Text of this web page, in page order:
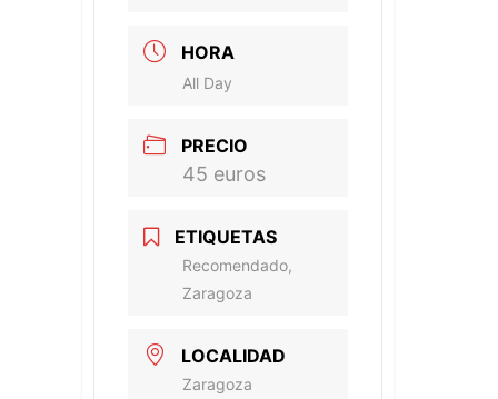
HORA
All Day
PRECIO
45 euros
ETIQUETAS
Recomendado,
Zaragoza
LOCALIDAD
Zaragoza